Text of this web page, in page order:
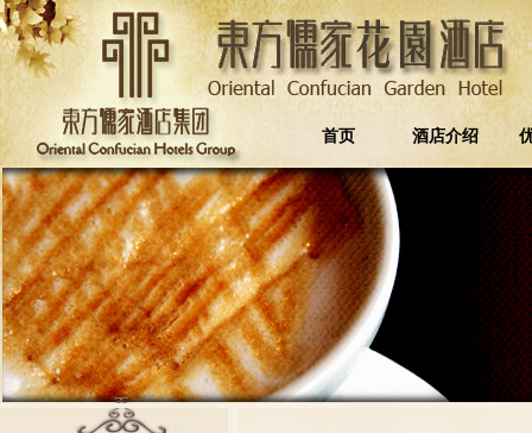
首页 酒店介绍